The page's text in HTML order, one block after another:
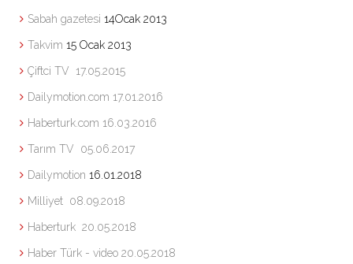
Sabah gazetesi 14Ocak 2013
Takvim 15 Ocak 2013
Çiftci TV 17.05.2015
Dailymotion.com 17.01.2016
Haberturk.com 16.03.2016
Tarım TV 05.06.2017
Dailymotion 16.01.2018
Milliyet 08.09.2018
Haberturk 20.05.2018
Haber Türk - video 20.05.2018